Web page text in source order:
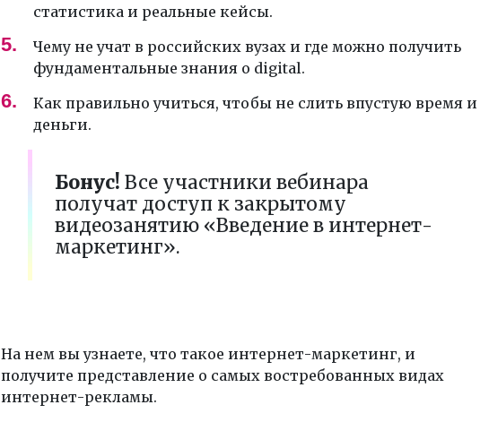
статистика и реальные кейсы.
Чему не учат в российских вузах и где можно получить
фундаментальные знания о digital.
Как правильно учиться, чтобы не слить впустую время и
деньги.
Бонус! Все участники вебинара
получат доступ к закрытому
видеозанятию «Введение в интернет-
маркетинг».
На нем вы узнаете, что такое интернет-маркетинг, и
получите представление о самых востребованных видах
интернет-рекламы.